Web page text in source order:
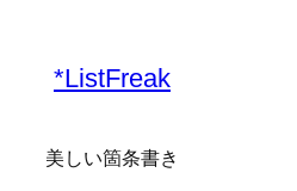
*ListFreak
美しい箇条書き